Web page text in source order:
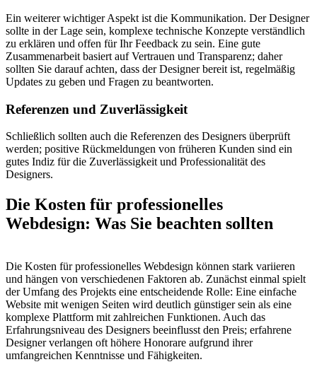
Ein weiterer wichtiger Aspekt ist die Kommunikation. Der Designer
sollte in der Lage sein, komplexe technische Konzepte verständlich
zu erklären und offen für Ihr Feedback zu sein. Eine gute
Zusammenarbeit basiert auf Vertrauen und Transparenz; daher
sollten Sie darauf achten, dass der Designer bereit ist, regelmäßig
Updates zu geben und Fragen zu beantworten.
Referenzen und Zuverlässigkeit
Schließlich sollten auch die Referenzen des Designers überprüft
werden; positive Rückmeldungen von früheren Kunden sind ein
gutes Indiz für die Zuverlässigkeit und Professionalität des
Designers.
Die Kosten für professionelles
Webdesign: Was Sie beachten sollten
Die Kosten für professionelles Webdesign können stark variieren
und hängen von verschiedenen Faktoren ab. Zunächst einmal spielt
der Umfang des Projekts eine entscheidende Rolle: Eine einfache
Website mit wenigen Seiten wird deutlich günstiger sein als eine
komplexe Plattform mit zahlreichen Funktionen. Auch das
Erfahrungsniveau des Designers beeinflusst den Preis; erfahrene
Designer verlangen oft höhere Honorare aufgrund ihrer
umfangreichen Kenntnisse und Fähigkeiten.